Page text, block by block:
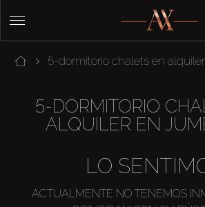
5-dormitorio chalets en
5-DORMITORIO
ALQUILER EN
LO
ACTUALMENTE NO TENEMOS